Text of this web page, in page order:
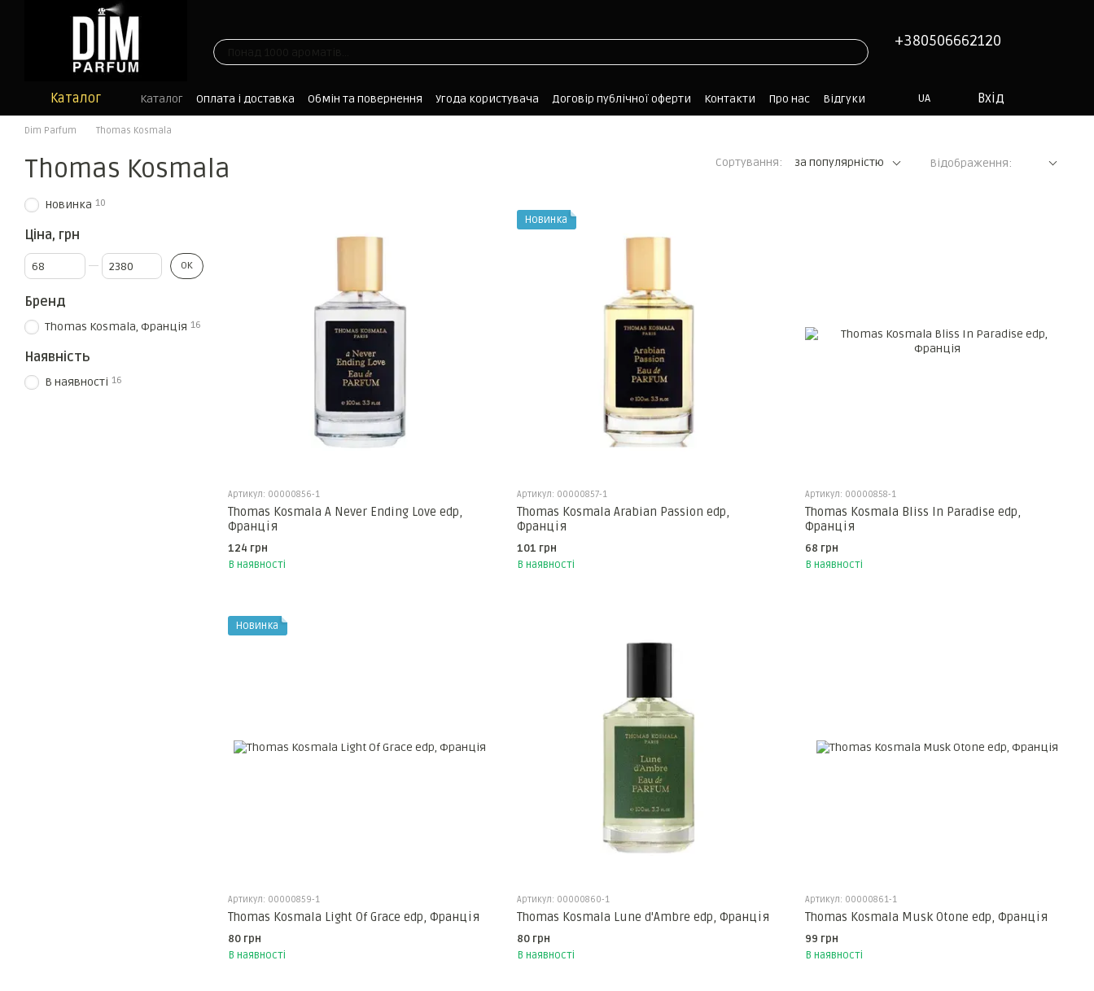
Перейти до основного контенту
+380506662120
Каталог Каталог Оплата і доставка Обмін та повернення Угода користувача Договір публічної оферти Контакти Про нас
Відгуки
Блог
UA Вхід
Dim Parfum Thomas Kosmala
Thomas Kosmala Сортування: за популярністю Відображення:
Артикул: 00000856-1
Thomas Kosmala A Never Ending Love edp,
Франція
124 грн
В наявності
Новинка
Артикул: 00000857-1
Thomas Kosmala Arabian Passion edp,
Франція
101 грн
В наявності
Артикул: 00000858-1
Thomas Kosmala Bliss In Paradise edp,
Франція
68 грн
В наявності
Новинка
Артикул: 00000859-1
Thomas Kosmala Light Of Grace edp, Франція
80 грн
В наявності
Артикул: 00000860-1
Thomas Kosmala Lune d'Ambre edp, Франція
80 грн
В наявності
Артикул: 00000861-1
Thomas Kosmala Musk Otone edp, Франція
99 грн
В наявності
Новинка 10
Ціна, грн
Від Ціна, грн
До Ціна, грн ОК
Бренд
Thomas Kosmala, Франція 16
Наявність
В наявності 16